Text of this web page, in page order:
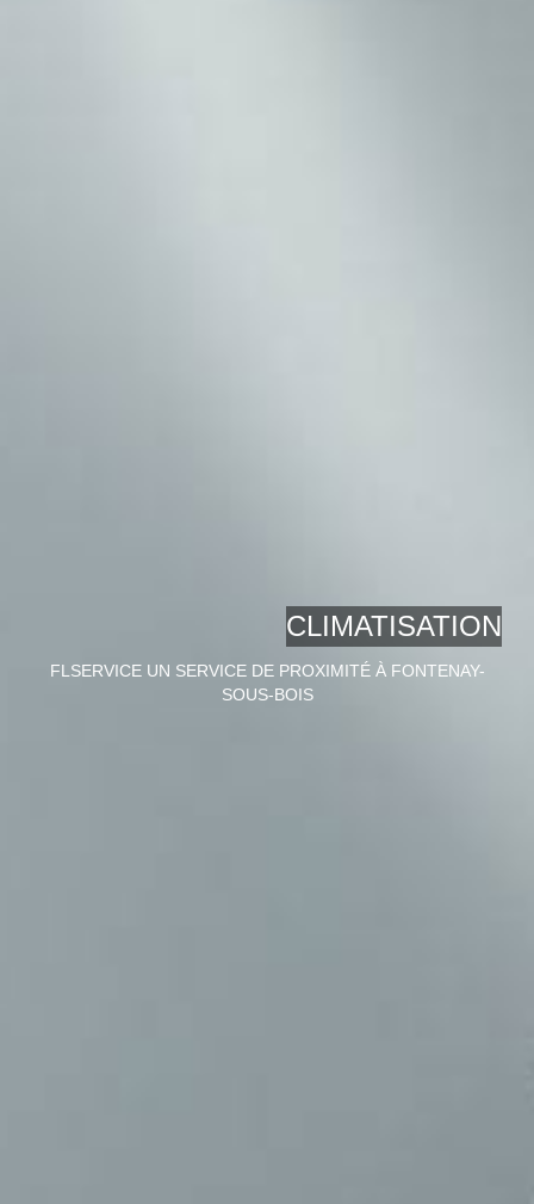
CLIMATISATION
FLSERVICE UN SERVICE DE PROXIMITÉ À FONTENAY-
SOUS-BOIS